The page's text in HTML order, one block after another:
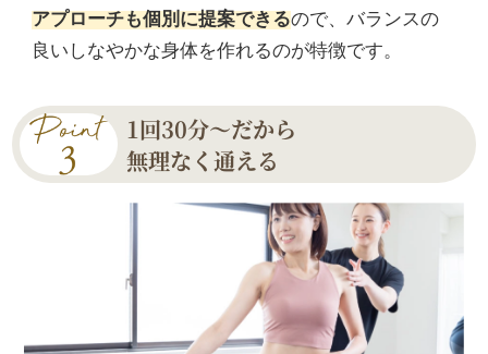
アプローチも個別に提案できるので、バランスの
良いしなやかな身体を作れるのが特徴です。
1回30分〜だから
無理なく通える